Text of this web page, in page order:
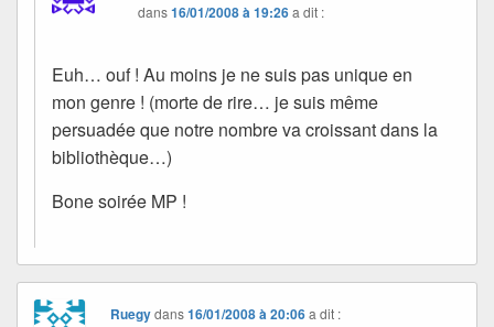
dans16/01/2008 à 19:26a dit :
Euh… ouf ! Au moins je ne suis pas unique en
mon genre ! (morte de rire… je suis même
persuadée que notre nombre va croissant dans la
bibliothèque…)
Bone soirée MP !
Ruegydans16/01/2008 à 20:06 a dit :